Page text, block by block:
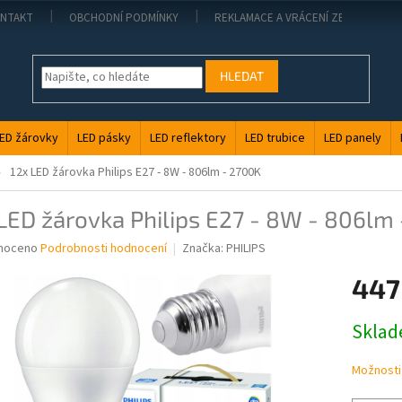
OBCHODNÍ PODMÍNKY REKLAMACE A VRÁCENÍ ZBOŽÍ
HLEDAT
žárovky LED pásky LED reflektory LED trubice LED panely
12x LED žárovka Philips E27 - 8W - 806lm - 2700K
žárovka Philips E27 - 8W - 806lm
Podrobnosti hodnocení Značka: PHILIPS
cena: